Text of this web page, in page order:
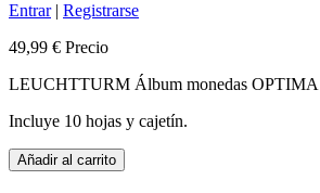
Entrar| Registrarse
49,99 € Precio
LEUCHTTURM Álbum monedas OPTIMA
Incluye 10 hojas y cajetín.
Añadir al carrito